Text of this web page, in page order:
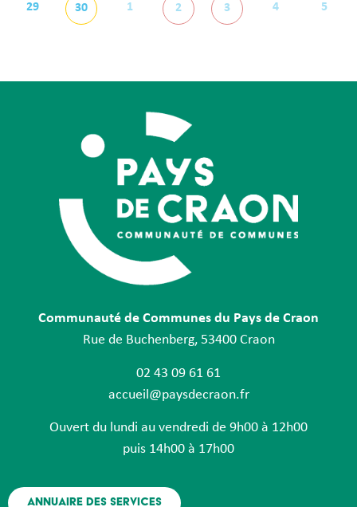
29 30 1 2 3 4 5
Communauté de Communes du Pays de Craon
Rue de Buchenberg, 53400 Craon
02 43 09 61 61
accueil@paysdecraon.fr
Ouvert du lundi au vendredi de 9h00 à 12h00
puis 14h00 à 17h00
Annuaire des services